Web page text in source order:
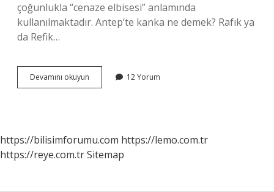
çoğunlukla “cenaze elbisesi” anlamında
kullanılmaktadır. Antep’te kanka ne demek? Rafık ya
da Refik…
Devamını okuyun
Dilinde
12 Yorum
https://bilisimforumu.com https://lemo.com.tr
https://reye.com.trSitemap